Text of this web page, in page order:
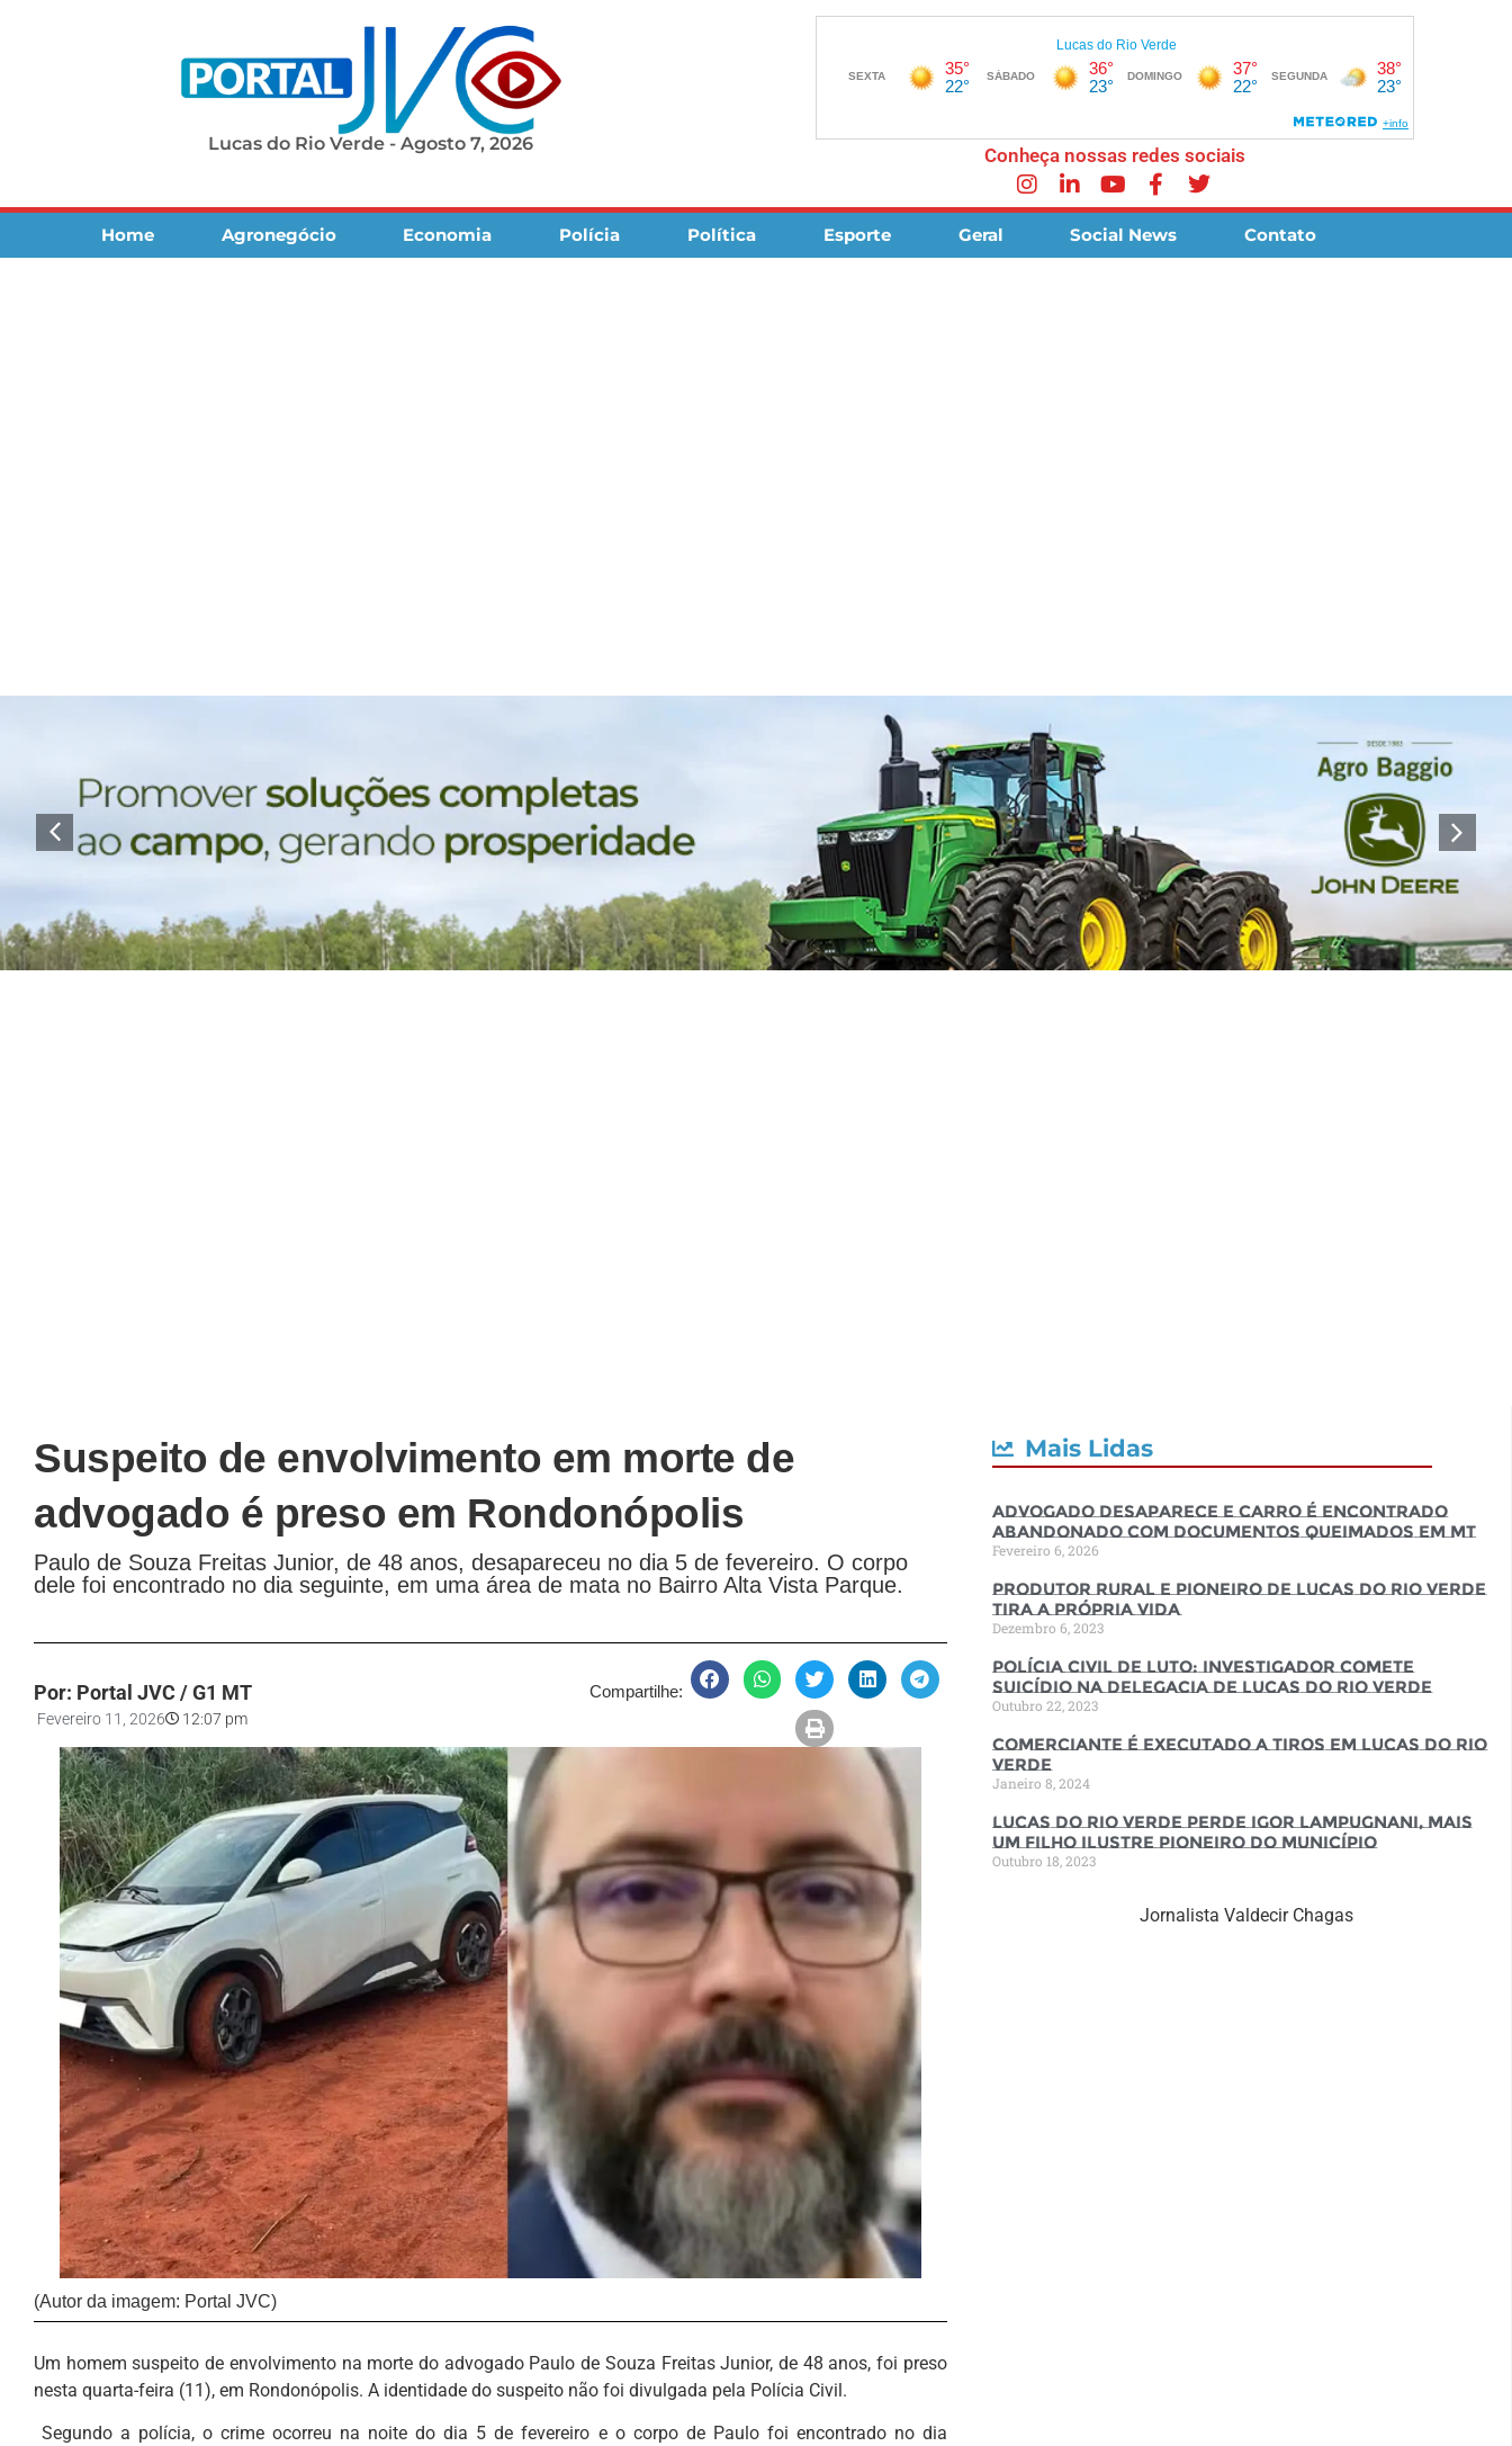
Lucas do Rio Verde - Agosto 7, 2026
Conheça nossas redes sociais
Home Agronegócio Economia Polícia Política Esporte Geral Social News Contato
Suspeito de envolvimento em morte de
advogado é preso em Rondonópolis
Paulo de Souza Freitas Junior, de 48 anos, desapareceu no dia 5 de fevereiro. O corpo
dele foi encontrado no dia seguinte, em uma área de mata no Bairro Alta Vista Parque.
Por: Portal JVC / G1 MT
Fevereiro 11, 2026 12:07 pm
Compartilhe:
(Autor da imagem: Portal JVC)
Um homem suspeito de envolvimento na morte do advogado Paulo de Souza Freitas Junior, de 48 anos, foi preso
nesta quarta-feira (11), em Rondonópolis. A identidade do suspeito não foi divulgada pela Polícia Civil.
Segundo a polícia, o crime ocorreu na noite do dia 5 de fevereiro e o corpo de Paulo foi encontrado no dia
Mais Lidas
Advogado desaparece e carro é encontrado
abandonado com documentos queimados em MT
Fevereiro 6, 2026
Produtor rural e pioneiro de Lucas do Rio Verde
tira a própria vida
Dezembro 6, 2023
Polícia Civil de luto: Investigador comete
suicídio na Delegacia de Lucas do Rio Verde
Outubro 22, 2023
Comerciante é executado a tiros em Lucas do Rio
Verde
Janeiro 8, 2024
Lucas do Rio Verde perde Igor Lampugnani, mais
um filho ilustre pioneiro do município
Outubro 18, 2023
Jornalista Valdecir Chagas